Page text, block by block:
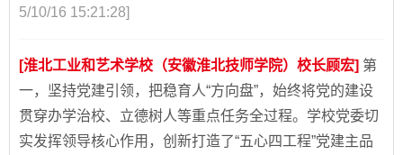
5/10/16 15:21:28]
[淮北工业和艺术学校（安徽淮北技师学院）校长顾宏] 第
一，坚持党建引领，把稳育人“方向盘”，始终将党的建设
贯穿办学治校、立德树人等重点任务全过程。学校党委切
实发挥领导核心作用，创新打造了“五心四工程”党建主品